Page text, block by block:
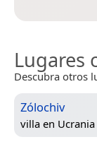
Lugares
Descubra otros
Zólochiv
villa en Ucrania